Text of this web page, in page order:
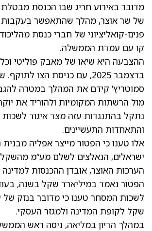
מדובר באירוע חריג שבו הכנסת מבטלת
של שר אוצר, מהלך שהתאפשר
פנים-קואליציוני של חברי כנסת
קו עם עמדת הממשלה.
ההצבעה היא שיאו של מאבק פוליטי
בדצמבר 2025, עם כניסת הצו
סמוטריץ’ קידם את המהלך במטרה
מול הרשתות המקומיות ולהוריד את
נתקל בהתנגדות עזה מצד איגוד
והתאחדות התעשיינים.
אלו טענו כי הפטור מייצר אפליה מבנית
ישראלים, הנאלצים לשלם מע”מ מהשקל
הערכות האוצר, אובדן ההכנסות
הפטור נאמד במיליארד שקל בשנה,
שקל לקופת המדינה ולמגזר העסקי.
במהלך הדיון במליאה, ניסה ראש